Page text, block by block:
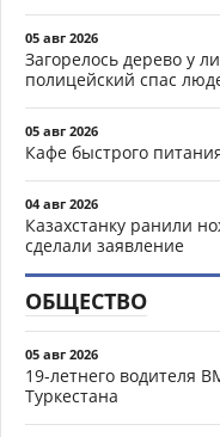
05 авг 2026
Загорелось дерево у
полицейский спас
05 авг 2026
Кафе быстрого
04 авг 2026
Казахстанку ранили
сделали заявление
ОБЩЕСТВО
05 авг 2026
19-летнего водителя
Туркестана